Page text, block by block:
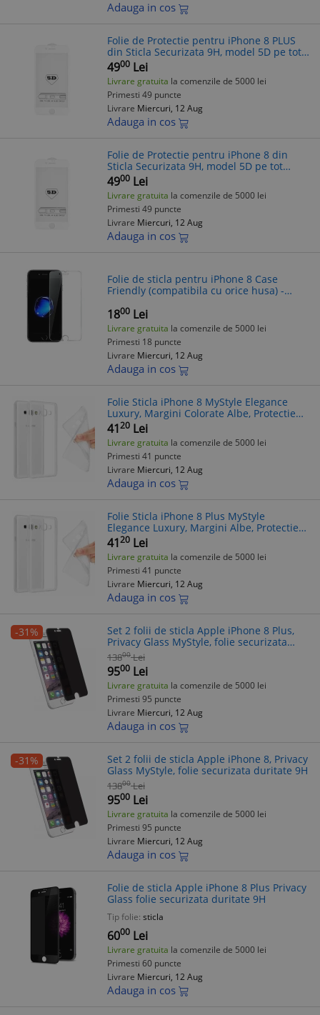
Adauga in cos
Folie de Protectie pentru iPhone 8 PLUS
din Sticla Securizata 9H, model 5D pe tot
ecranul, Negru
4900 Lei
Livrare gratuita la comenzile de 5000 lei
Primesti 49 puncte
Livrare Miercuri, 12 Aug
Adauga in cos
Folie de Protectie pentru iPhone 8 din
Sticla Securizata 9H, model 5D pe tot
ecranul, Negru
4900 Lei
Livrare gratuita la comenzile de 5000 lei
Primesti 49 puncte
Livrare Miercuri, 12 Aug
Adauga in cos
Folie de sticla pentru iPhone 8 Case
Friendly (compatibila cu orice husa) -
1800 Lei
Livrare gratuita la comenzile de 5000 lei
Primesti 18 puncte
Livrare Miercuri, 12 Aug
Adauga in cos
Folie Sticla iPhone 8 MyStyle Elegance
Luxury, Margini Colorate Albe, Protectie
Ecran 9H, Anti-zgarieturi, Aplicare Usoara
4120 Lei
Livrare gratuita la comenzile de 5000 lei
Primesti 41 puncte
Livrare Miercuri, 12 Aug
Adauga in cos
Folie Sticla iPhone 8 Plus MyStyle
Elegance Luxury, Margini Albe, Protectie
Ecran 9H, Anti-Zgarieturi
4120 Lei
Livrare gratuita la comenzile de 5000 lei
Primesti 41 puncte
Livrare Miercuri, 12 Aug
Adauga in cos
-31%
Set 2 folii de sticla Apple iPhone 8 Plus,
Privacy Glass MyStyle, folie securizata
duritate 9H
13800 Lei
9500 Lei
Livrare gratuita la comenzile de 5000 lei
Primesti 95 puncte
Livrare Miercuri, 12 Aug
Adauga in cos
-31%
Set 2 folii de sticla Apple iPhone 8, Privacy
Glass MyStyle, folie securizata duritate 9H
13800 Lei
9500 Lei
Livrare gratuita la comenzile de 5000 lei
Primesti 95 puncte
Livrare Miercuri, 12 Aug
Adauga in cos
Folie de sticla Apple iPhone 8 Plus Privacy
Glass folie securizata duritate 9H
Tip folie: sticla
6000 Lei
Livrare gratuita la comenzile de 5000 lei
Primesti 60 puncte
Livrare Miercuri, 12 Aug
Adauga in cos